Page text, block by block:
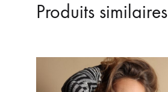
Produits similaires